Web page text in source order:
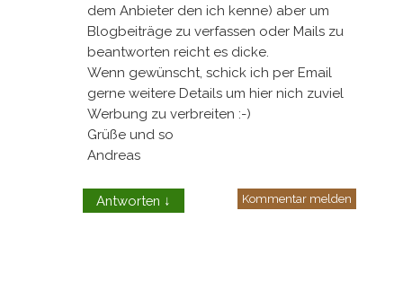
dem Anbieter den ich kenne) aber um
Blogbeiträge zu verfassen oder Mails zu
beantworten reicht es dicke.
Wenn gewünscht, schick ich per Email
gerne weitere Details um hier nich zuviel
Werbung zu verbreiten :-)
Grüße und so
Andreas
Antworten ↓ Kommentar melden